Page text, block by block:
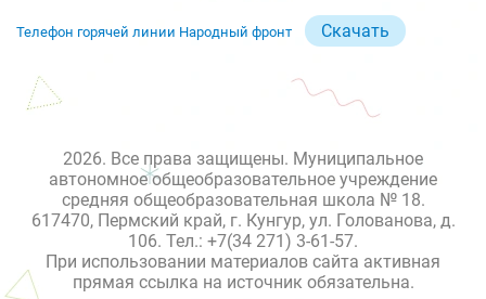
Телефон горячей линии Народный фронт Скачать
2026. Все права защищены. Муниципальное
автономное общеобразовательное учреждение
средняя общеобразовательная школа № 18.
617470, Пермский край, г. Кунгур, ул. Голованова, д.
106. Тел.: +7(34 271) 3-61-57.
При использовании материалов сайта активная
прямая ссылка на источник обязательна.